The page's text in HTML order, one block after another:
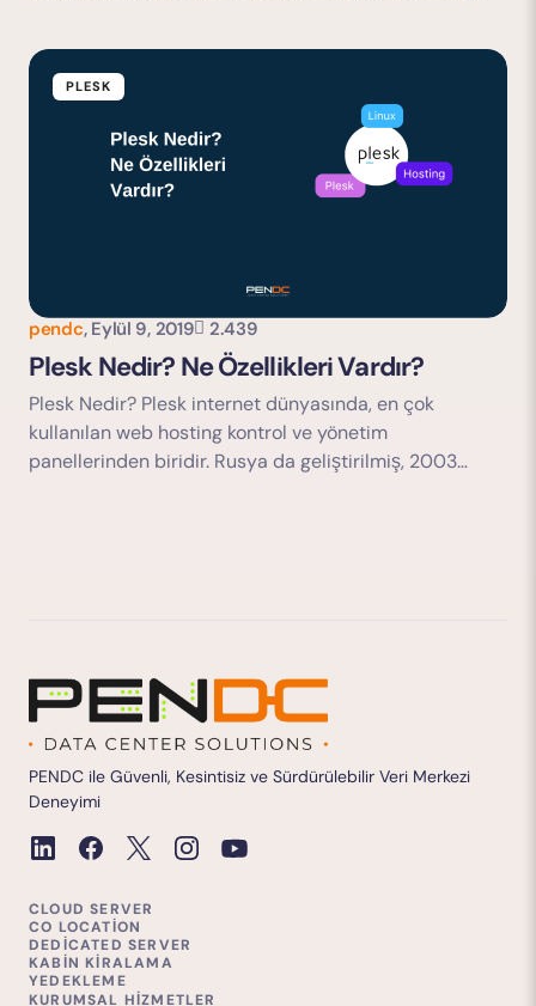
PLESK
pendc, Eylül 9, 2019 2.439
Plesk Nedir? Ne Özellikleri Vardır?
Plesk Nedir? Plesk internet dünyasında, en çok
kullanılan web hosting kontrol ve yönetim
panellerinden biridir. Rusya da geliştirilmiş, 2003…
PENDC ile Güvenli, Kesintisiz ve Sürdürülebilir Veri Merkezi
Deneyimi
CLOUD SERVER
CO LOCATION
DEDICATED SERVER
KABIN KIRALAMA
YEDEKLEME
KURUMSAL HIZMETLER